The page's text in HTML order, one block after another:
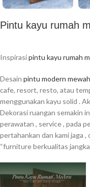
Pintu kayu rumah
Inspirasipintu kayu rumah
Desain pintu modern mewah
cafe, resort, resto, atau
menggunakan kayu solid .
Dekorasi ruangan semakin
perawatan , service , pada
pertahankan dan kami jaga
“furniture berkualitas jangka